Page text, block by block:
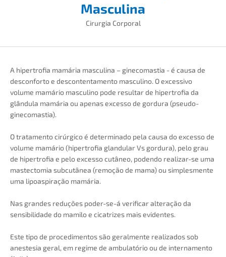
Masculina
Cirurgia Corporal
A hipertrofia mamária masculina – ginecomastia - é causa de
desconforto e descontentamento masculino. O excessivo
volume mamário masculino pode resultar de hipertrofia da
glândula mamária ou apenas excesso de gordura (pseudo-
ginecomastia).
O tratamento cirúrgico é determinado pela causa do excesso de
volume mamário (hipertrofia glandular Vs gordura), pelo grau
de hipertrofia e pelo excesso cutâneo, podendo realizar-se uma
mastectomia subcutânea (remoção de mama) ou simplesmente
uma lipoaspiração mamária.
Nas grandes reduções poder-se-á verificar alteração da
sensibilidade do mamilo e cicatrizes mais evidentes.
Este tipo de procedimentos são geralmente realizados sob
anestesia geral, em regime de ambulatório ou de internamento